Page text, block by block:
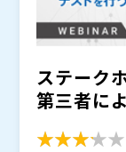
ステーク
第三者に